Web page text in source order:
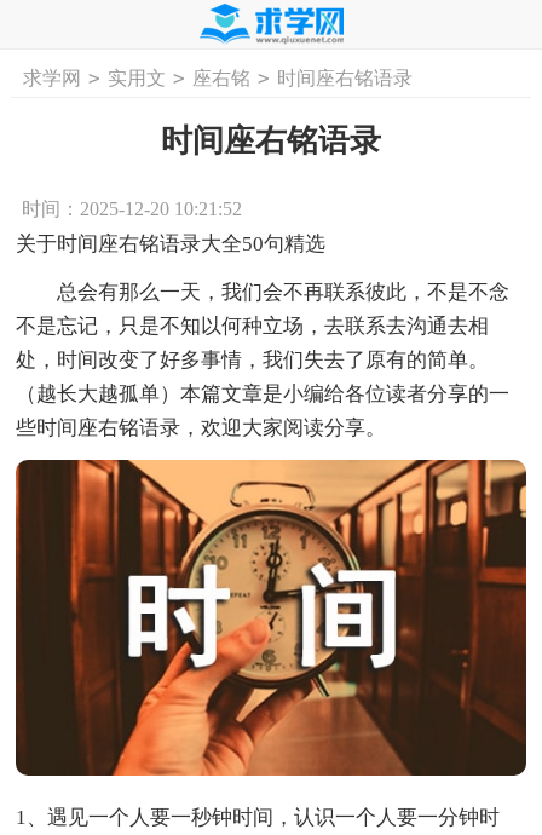
首页 工作计划 活动计划 学习计划
求学网 > 实用文 > 座右铭 > 时间座右铭语录
时间座右铭语录
时间：2025-12-20 10:21:52
关于时间座右铭语录大全50句精选
总会有那么一天，我们会不再联系彼此，不是不念
不是忘记，只是不知以何种立场，去联系去沟通去相
处，时间改变了好多事情，我们失去了原有的简单。
（越长大越孤单）本篇文章是小编给各位读者分享的一
些时间座右铭语录，欢迎大家阅读分享。
1、遇见一个人要一秒钟时间，认识一个人要一分钟时